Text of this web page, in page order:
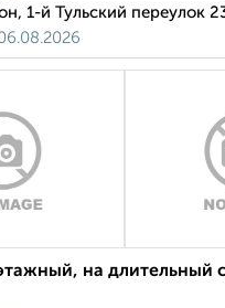
1-й Тульский переулок
на длительный